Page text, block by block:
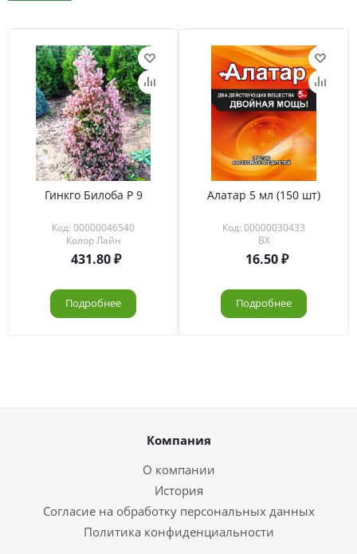
Гинкго Билоба Р 9
Код: 00000046540
Колор Лайн
431.80
Подробнее
Алатар 5 мл (150 шт)
Код: 00000030433
ВХ
16.50
Подробнее
Компания
О компании
История
Согласие на обработку персональных данных
Политика конфиденциальности